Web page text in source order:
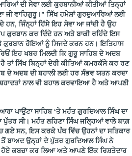
ਦੀ ਸੇਵਾ ਲਈ ਕੁਰਬਾਨੀਆਂ ਕੀਤੀਆਂ ਤਿਨ੍ਹਾਂ
ਜੀ ਵਾਹਿਗੁਰੂ।” ਸਿੱਖ ਹਮੇਸ਼ਾਂ ਗੁਰਦੁਆਰਿਆਂ ਲਈ
ਜਿੰਨ੍ਹਾਂ ਹਿੱਸੇ ਇਹ ਸੇਵਾ ਆ ਜਾਂਦੀ ਹੈ ਉਹ
ਕੁਰਬਾਨ ਕਰ ਦਿੰਦੇ ਹਨ ਅਤੇ ਬਾਕੀ ਰਹਿੰਦੇ ਇਸ
ਕੁਰਬਾਨ ਹੋਇਆਂ ਨੂੰ ਸਿਜਦੇ ਕਰਨ ਹਨ। ਇਤਿਹਾਸ
ਇਹ ਖਬਰ ਮਿਲਦੀ ਕਿ ਗੁਰੂ ਸਾਹਿਬ ਦੇ ਅਦਬ
ਤਾਂ ਸਿੱਖ ਬਿਨ੍ਹਾਂ ਦੇਰੀ ਕੀਤਿਆਂ ਕਮਰਕੱਸੇ ਕਰ ਰਣ
ਦੇ ਅਦਬ ਦੀ ਬਹਾਲੀ ਲਈ ਹਰ ਸੰਭਵ ਯਤਨ ਕਰਦਾ
ਨਾਲ ਵੀ ਬਹਾਲ ਕਰਵਾਇਆ ਹੈ ਅਤੇ ਆਪਣੀ
ਪਾਉਂਟਾ ਸਾਹਿਬ ‘ਤੇ ਮਹੰਤ ਗੁਰਦਿਆਲ ਸਿੰਘ ਦਾ
ਪੁੱਤਰ ਸੀ। ਮਹੰਤ ਲਹਿਣਾ ਸਿੰਘ ਜਲ੍ਹਿਆਂ ਵਾਲੇ ਬਾਗ਼
ਗਏ ਸਨ, ਇਸ ਕਰਕੇ ਪੰਥ ਵਿੱਚ ਉਹਨਾਂ ਦਾ ਸਤਿਕਾਰ
ਤੋਂ ਬਾਅਦ ਉਨ੍ਹਾਂ ਦੇ ਪੁੱਤਰ ਗੁਰਦਿਆਲ ਸਿੰਘ ਨੇ
ਕਬਜ਼ਾ ਕਰ ਲਿਆ ਅਤੇ ਆਪਣੇ ਇੱਕ ਰਿਸ਼ਤੇਦਾਰ